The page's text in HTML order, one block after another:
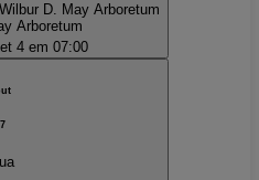
Wilbur D. May Arboretum
Arboretum
4 em 07:00
7